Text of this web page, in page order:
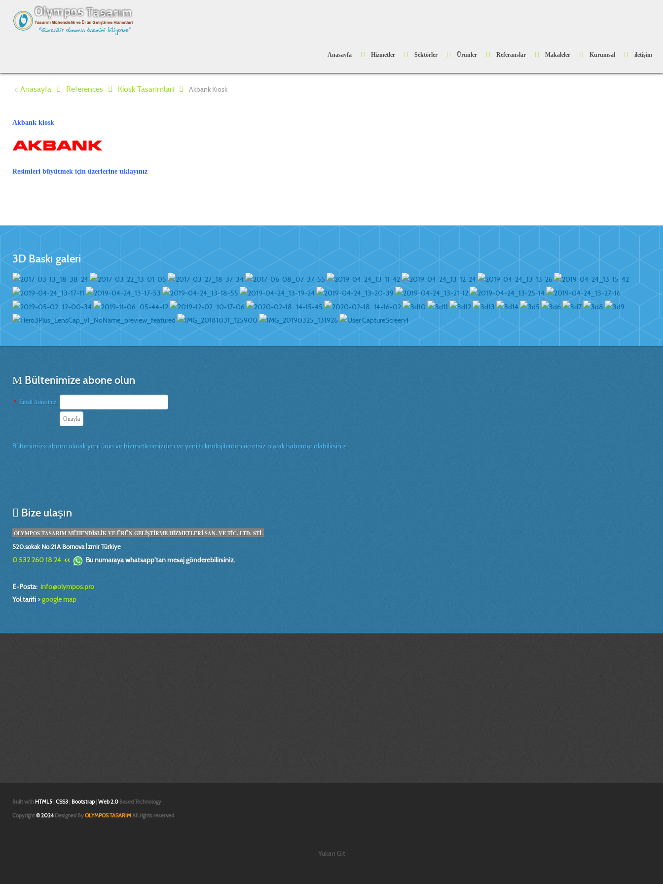
Anasayfa Hizmetler Sektörler Ürünler Referanslar Makaleler Kurumsal iletişim
Anasayfa References Kiosk Tasarımları Akbank Kiosk
Akbank kiosk
Resimleri büyütmek için üzerlerine tıklayınız
3D Baskı galeri
Bültenimize abone olun
* Email Adresiniz:
Bültenimize abone olarak yeni ürün ve hizmetlerimizden ve yeni teknolojilerden ücretsiz olarak haberdar olabilirsiniz.
Bize ulaşın
OLYMPOS TASARIM MÜHENDİSLİK VE ÜRÜN GELİŞTİRME HİZMETLERİ SAN. VE TİC. LTD. STİ.
520.sokak No:21A Bornova İzmir Türkiye
0 532 260 18 24 << Bu numaraya whatsapp'tan mesaj gönderebilirsiniz.
E-Posta: info@olympos.pro
Yol tarifi >google map
Built with HTML5 CSS3 Bootstrap| Web 2.0 Based Technology
Copyright© 2024 Designed ByOLYMPOS TASARIMAll rights reserved.
Yukarı Git